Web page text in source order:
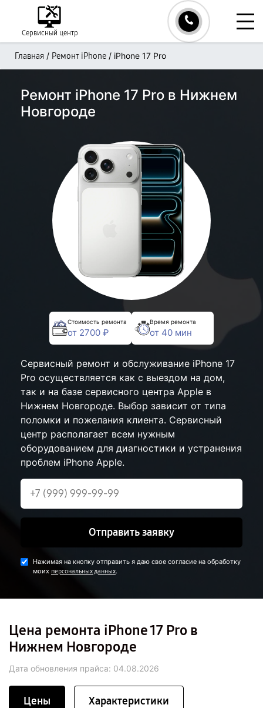
Сервисный центр
Главная / Ремонт iPhone / iPhone 17 Pro
Ремонт iPhone 17 Pro в Нижнем
Новгороде
Стоимость ремонта
от 2700 ₽
Время ремонта
от 40 мин
Сервисный ремонт и обслуживание iPhone 17
Pro осуществляется как с выездом на дом,
так и на базе сервисного центра Apple в
Нижнем Новгороде. Выбор зависит от типа
поломки и пожелания клиента. Сервисный
центр располагает всем нужным
оборудованием для диагностики и устранения
проблем iPhone Apple.
Отправить заявку
Нажимая на кнопку отправить я даю свое согласие на обработку
моих персональных данных.
Цена ремонта iPhone 17 Pro в
Нижнем Новгороде
Дата обновления прайса: 04.08.2026
Цены Характеристики